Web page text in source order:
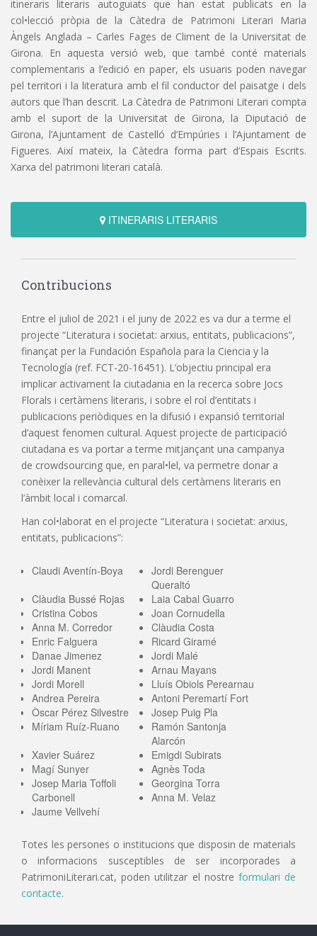
itineraris literaris autoguiats que han estat publicats en la
col•lecció pròpia de la Càtedra de Patrimoni Literari Maria
Àngels Anglada – Carles Fages de Climent de la Universitat de
Girona. En aquesta versió web, que també conté materials
complementaris a l’edició en paper, els usuaris poden navegar
pel territori i la literatura amb el fil conductor del paisatge i dels
autors que l’han descrit. La Càtedra de Patrimoni Literari compta
amb el suport de la Universitat de Girona, la Diputació de
Girona, l’Ajuntament de Castelló d’Empúries i l’Ajuntament de
Figueres. Així mateix, la Càtedra forma part d’Espais Escrits.
Xarxa del patrimoni literari català.
ITINERARIS LITERARIS
Contribucions
Entre el juliol de 2021 i el juny de 2022 es va dur a terme el
projecte “Literatura i societat: arxius, entitats, publicacions”,
finançat per la Fundación Española para la Ciencia y la
Tecnología (ref. FCT-20-16451). L’objectiu principal era
implicar activament la ciutadania en la recerca sobre Jocs
Florals i certàmens literaris, i sobre el rol d’entitats i
publicacions periòdiques en la difusió i expansió territorial
d’aquest fenomen cultural. Aquest projecte de participació
ciutadana es va portar a terme mitjançant una campanya
de crowdsourcing que, en paral•lel, va permetre donar a
conèixer la rellevància cultural dels certàmens literaris en
l’àmbit local i comarcal.
Han col•laborat en el projecte “Literatura i societat: arxius,
entitats, publicacions”:
Claudi Aventín-Boya
Jordi Berenguer
Queraltó
Clàudia Bussé Rojas
Laia Cabal Guarro
Cristina Cobos
Joan Cornudella
Anna M. Corredor
Clàudia Costa
Enric Falguera
Ricard Giramé
Danae Jimenez
Jordi Malé
Jordi Manent
Arnau Mayans
Jordi Morell
Lluís Obiols Perearnau
Andrea Pereira
Antoni Peremartí Fort
Òscar Pérez Silvestre
Josep Puig Pla
Míriam Ruíz-Ruano
Ramón Santonja
Alarcón
Xavier Suárez
Emigdi Subirats
Magí Sunyer
Agnès Toda
Josep Maria Toffoli
Carbonell
Georgina Torra
Anna M. Velaz
Jaume Vellvehí
Totes les persones o institucions que disposin de materials
o informacions susceptibles de ser incorporades a
PatrimoniLiterari.cat, poden utilitzar el nostre formulari de
contacte.